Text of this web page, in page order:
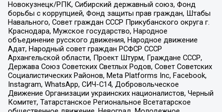
Новокузнецк/РПК, Сибирский державный союз, Фонд
борьбы с коррупцией, Фонд защиты прав граждан, Штабы
Навального, Совет граждан СССР Прикубанского округа г.
Краснодара, Мужское государство, Народное
объединение русского движения, Народное движение
Адат, Народный совет граждан РСФСР СССР
Архангельской области, Проект Штурм, Граждане СССР,
Держава Союз Советских Светлых Родов, Совет Советских
Социалистических Районов, Meta Platforms Inc, Facebook,
Instagram, WhatsApp, СИЧ-С14, Добровольческое
Движение Организации украинских националистов, Черный
Комитет, Татарстанское Региональное Всетатарское